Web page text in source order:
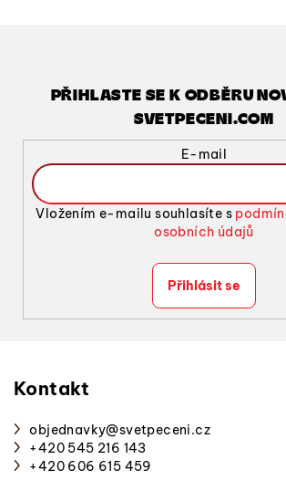
PŘIHLASTE SE K ODBĚRU
SVETPECENI.COM
E-mail
Vložením e-mailu souhlasíte s
osobních údajů
Přihlásit se
Kontakt
objednavky@svetpeceni.cz
+420 545 216 143
+420 606 615 459